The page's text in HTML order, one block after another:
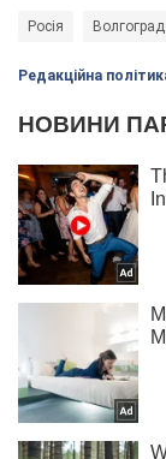
Росія Волгоград
Редакційна